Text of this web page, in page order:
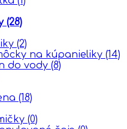
(28)
(2)
na kúpanieliky (14)
do vody (8)
(18)
(0)